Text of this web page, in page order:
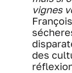
vignes
des